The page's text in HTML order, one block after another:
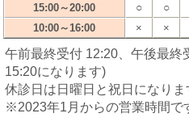
15:00～20:00
○ ○
10:00～16:00
× ×
午前最終受付 12:20、午後最終
15:20になります)
休診日は日曜日と祝日になりま
※2023年1月からの営業時間で